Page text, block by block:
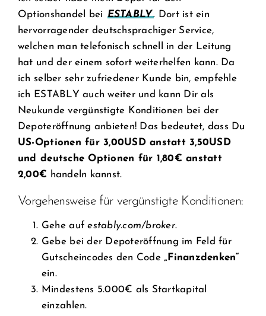
Optionshandel bei ESTABLY. Dort ist ein
hervorragender deutschsprachiger Service,
welchen man telefonisch schnell in der Leitung
hat und der einem sofort weiterhelfen kann. Da
ich selber sehr zufriedener Kunde bin, empfehle
ich ESTABLY auch weiter und kann Dir als
Neukunde vergünstigte Konditionen bei der
Depoteröffnung anbieten! Das bedeutet, dass Du
US-Optionen für 3,00USD anstatt 3,50USD
und deutsche Optionen für 1,80€ anstatt
2,00€ handeln kannst.
Vorgehensweise für vergünstigte Konditionen:
Gehe aufestably.com/broker.
Gebe bei der Depoteröffnung im Feld für
Gutscheincodes den Code„Finanzdenken“
ein.
Mindestens 5.000€ als Startkapital
einzahlen.